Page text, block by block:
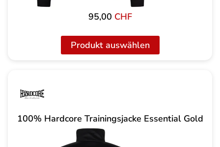
95,00 CHF
Produkt auswählen
100% Hardcore Trainingsjacke Essential Gold